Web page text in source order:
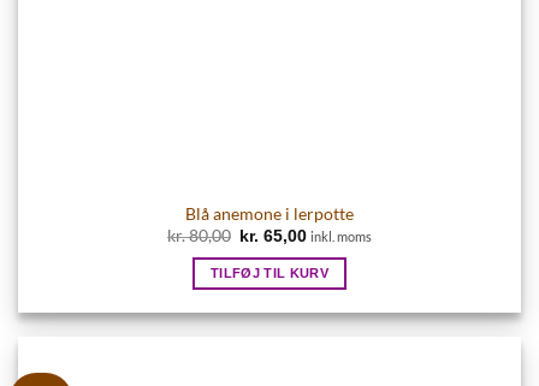
Blå anemone i lerpotte
kr.80,00 Den
oprindelige
pris
var:
kr. 65,00Den
pris
er:
inkl. moms
TILFØJ TIL KURV